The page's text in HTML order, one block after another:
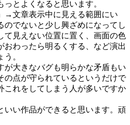
とよくなると思います。
→文章表示中に見える範囲にい
のでないと少し興ざめになってし
て見えない位置に置く、画面の色
おわったら明るくする、など演出
。
が大きなバグも明らかな矛盾もい
の点が守られているというだけで
これをしてしまう人が多いですか
いい作品ができると思います。頑